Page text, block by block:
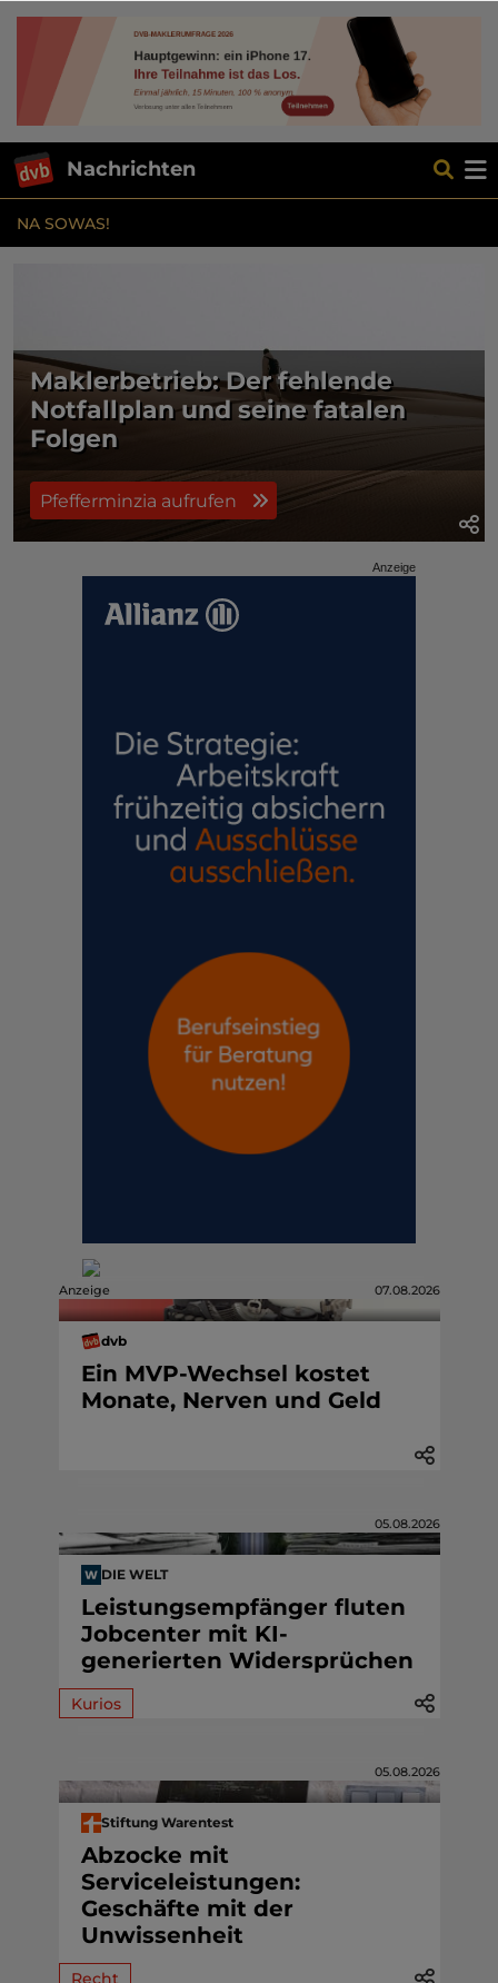
Nachrichten
NA SOWAS!
Maklerbetrieb: Der fehlende
Notfallplan und seine fatalen
Folgen
Pfefferminzia aufrufen
Anzeige
Anzeige 07.08.2026
dvb
Ein MVP-Wechsel kostet
Monate, Nerven und Geld
05.08.2026
DIE WELT
Leistungsempfänger fluten
Jobcenter mit KI-
generierten Widersprüchen
Kurios
05.08.2026
Stiftung Warentest
Abzocke mit
Serviceleistungen:
Geschäfte mit der
Unwissenheit
Recht